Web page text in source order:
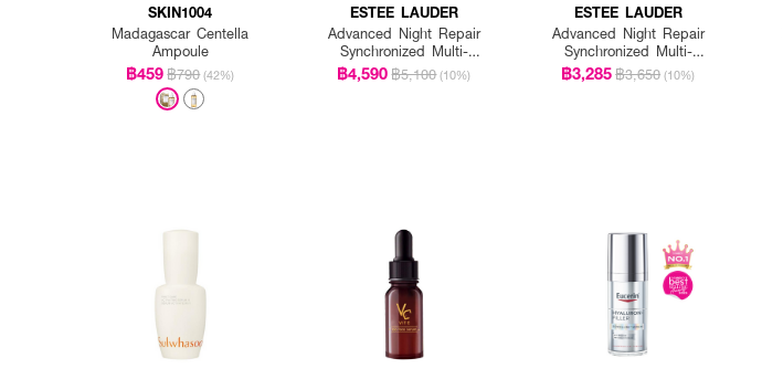
SKIN1004
Madagascar Centella
Ampoule
฿459฿790 (42%)
ESTEE LAUDER
Advanced Night Repair
Synchronized Multi-
Recovery Complex
฿4,590฿5,100 (10%)
ESTEE LAUDER
Advanced Night Repair
Synchronized Multi-
Recovery Complex
฿3,285฿3,650 (10%)